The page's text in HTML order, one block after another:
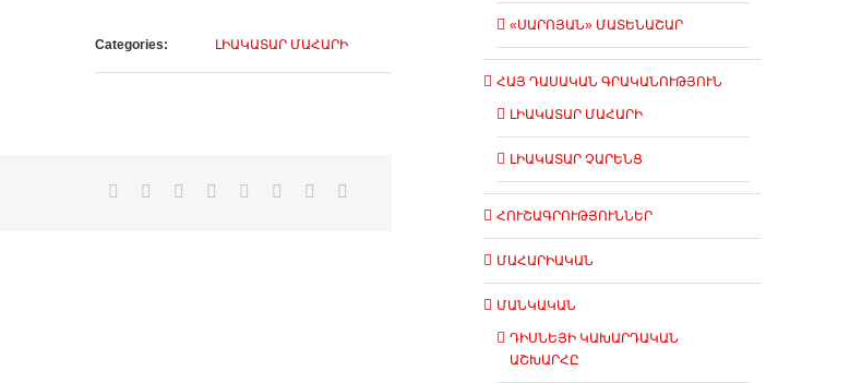
Categories: ԼԻԱԿԱՏԱՐ ՄԱՀԱՐԻ
«ՍԱՐՈՅԱՆ» ՄԱՏԵՆԱՇԱՐ
ՀԱՅ ԴԱՍԱԿԱՆ ԳՐԱԿԱՆՈՒԹՅՈՒՆ
ԼԻԱԿԱՏԱՐ ՄԱՀԱՐԻ
ԼԻԱԿԱՏԱՐ ՉԱՐԵՆՑ
ՀՈՒՇԱԳՐՈՒԹՅՈՒՆՆԵՐ
ՄԱՀԱՐԻԱԿԱՆ
ՄԱՆԿԱԿԱՆ
ԴԻՍՆԵՅԻ ԿԱԽԱՐԴԱԿԱՆ
ԱՇԽԱՐՀԸ